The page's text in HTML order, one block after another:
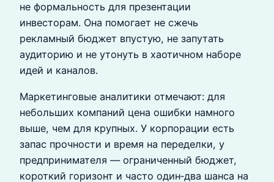
не формальность для презентации
инвесторам. Она помогает не сжечь
рекламный бюджет впустую, не запутать
аудиторию и не утонуть в хаотичном наборе
идей и каналов.
Маркетинговые аналитики отмечают: для
небольших компаний цена ошибки намного
выше, чем для крупных. У корпорации есть
запас прочности и время на переделки, у
предпринимателя — ограниченный бюджет,
короткий горизонт и часто один‑два шанса на